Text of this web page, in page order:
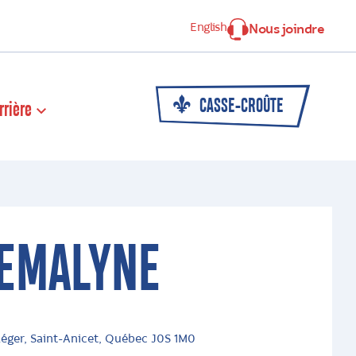
English Nous joindre
CASSE-CROÛTE
Saint-Anicet, Québec J0S 1M0